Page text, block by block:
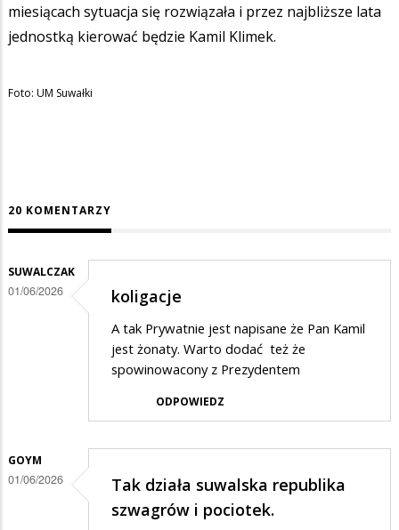
miesiącach sytuacja się rozwiązała i przez najbliższe lata
jednostką kierować będzie Kamil Klimek.
Foto: UM Suwałki
20 KOMENTARZY
SUWALCZAK
01/06/2026 koligacje
A tak Prywatnie jest napisane że Pan Kamil
jest żonaty. Warto dodać też że
spowinowacony z Prezydentem
ODPOWIEDZ
GOYM
01/06/2026
Tak działa suwalska republika
szwagrów i pociotek.